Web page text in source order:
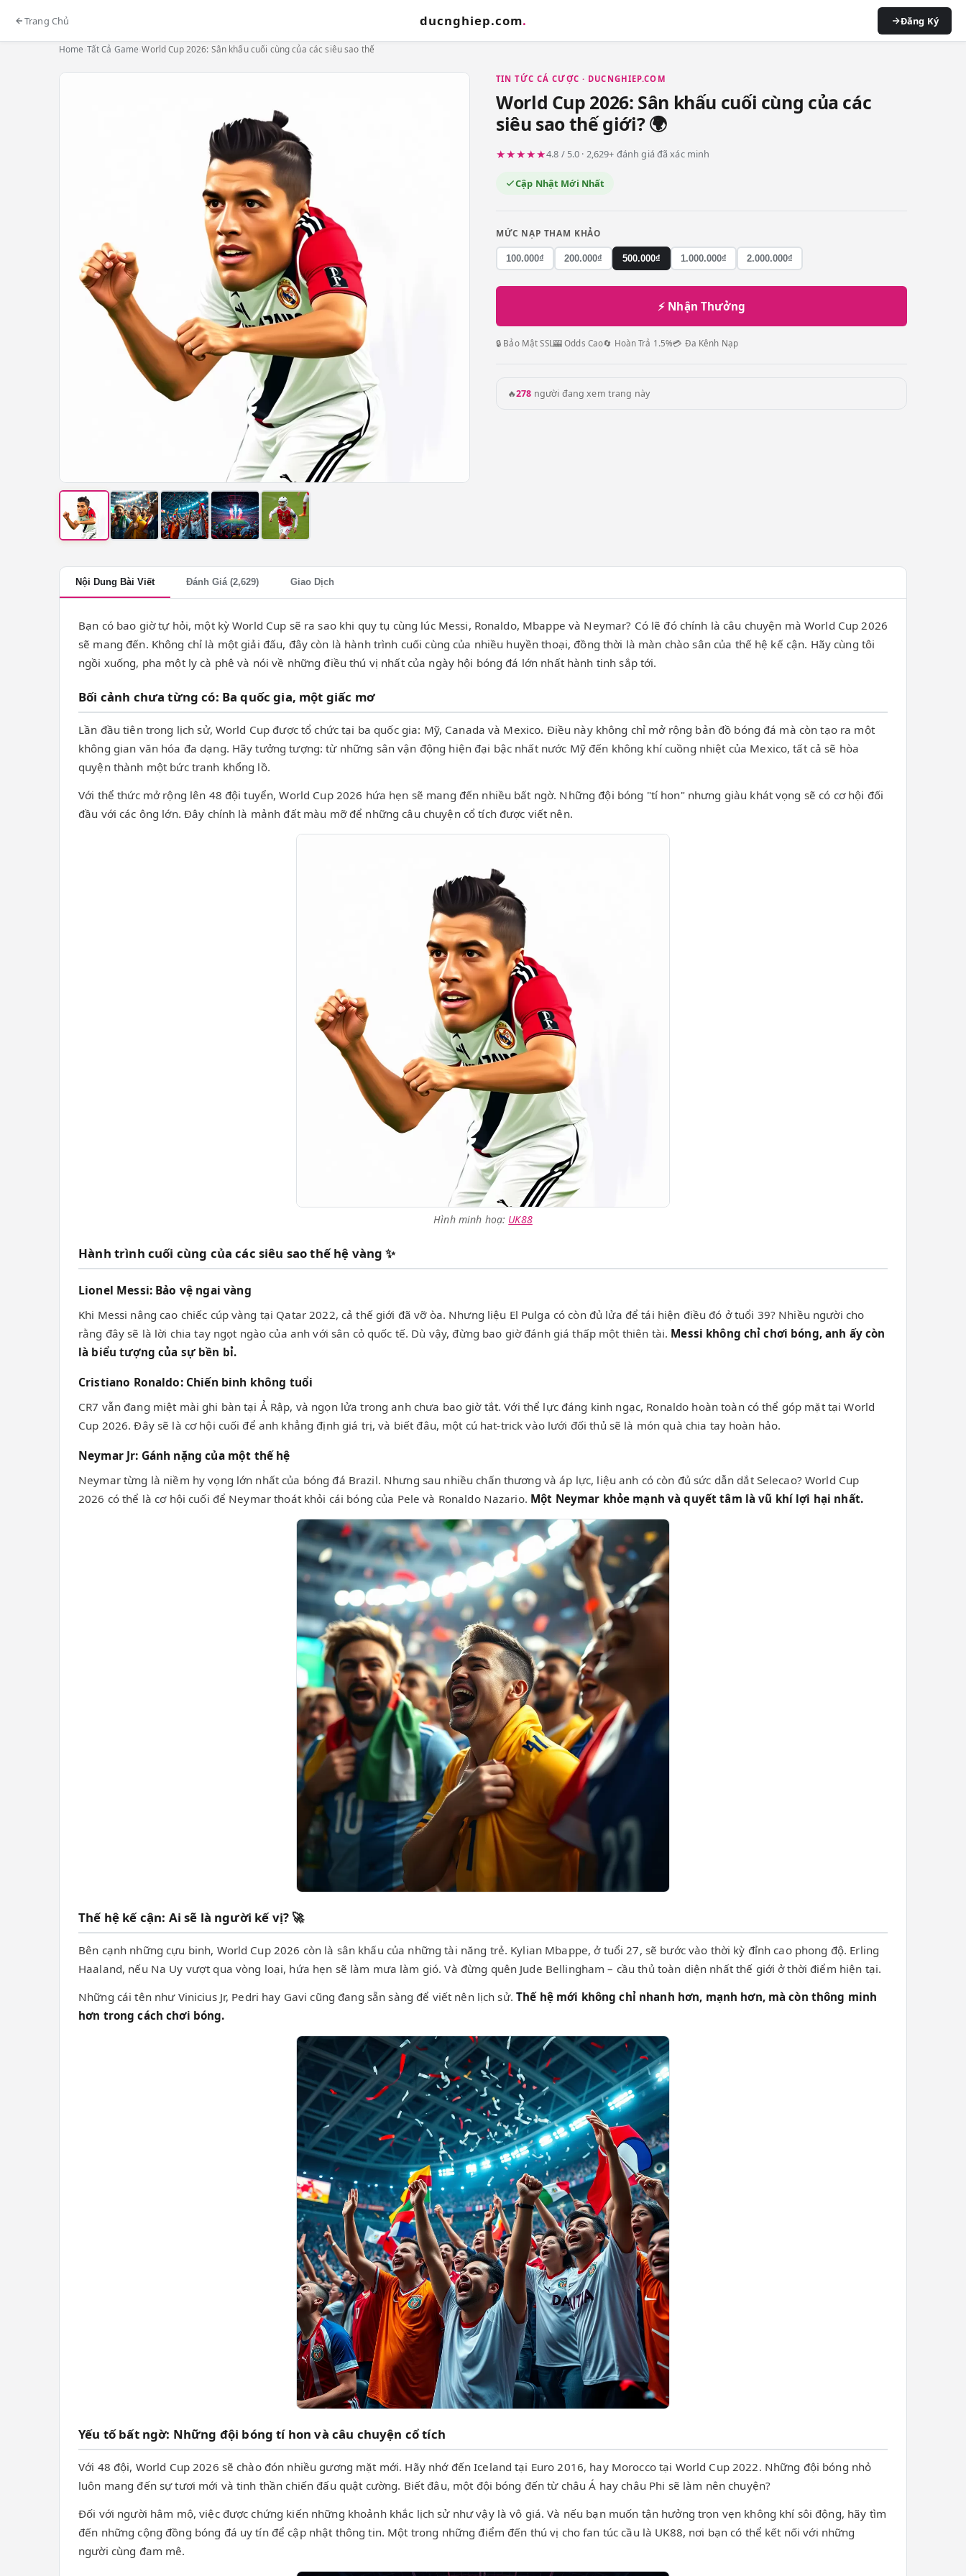
Trang Chủ ducnghiep.com. Đăng Ký
Home Tất Cả Game ›World Cup 2026: Sân khấu cuối cùng của các siêu sao thế
TIN TỨC CÁ CƯỢC · DUCNGHIEP.COM
World Cup 2026: Sân khấu cuối cùng của các
siêu sao thế giới? 🌍
★★★★★4.8 / 5.0 · 2,629+ đánh giá đã xác minh
Cập Nhật Mới Nhất
MỨC NẠP THAM KHẢO
100.000₫ 200.000₫ 500.000₫ 1.000.000₫ 2.000.000₫
⚡ Nhận Thưởng
🔒 Bảo Mật SSL🎰 Odds Cao🔄 Hoàn Trả 1.5%💳 Đa Kênh Nạp
🔥278 người đang xem trang này
Nội Dung Bài Viết Đánh Giá (2,629) Giao Dịch
Bạn có bao giờ tự hỏi, một kỳ World Cup sẽ ra sao khi quy tụ cùng lúc Messi, Ronaldo, Mbappe và Neymar? Có lẽ đó chính là câu chuyện mà World Cup 2026
sẽ mang đến. Không chỉ là một giải đấu, đây còn là hành trình cuối cùng của nhiều huyền thoại, đồng thời là màn chào sân của thế hệ kế cận. Hãy cùng tôi
ngồi xuống, pha một ly cà phê và nói về những điều thú vị nhất của ngày hội bóng đá lớn nhất hành tinh sắp tới.
Bối cảnh chưa từng có: Ba quốc gia, một giấc mơ
Lần đầu tiên trong lịch sử, World Cup được tổ chức tại ba quốc gia: Mỹ, Canada và Mexico. Điều này không chỉ mở rộng bản đồ bóng đá mà còn tạo ra một
không gian văn hóa đa dạng. Hãy tưởng tượng: từ những sân vận động hiện đại bậc nhất nước Mỹ đến không khí cuồng nhiệt của Mexico, tất cả sẽ hòa
quyện thành một bức tranh khổng lồ.
Với thể thức mở rộng lên 48 đội tuyển, World Cup 2026 hứa hẹn sẽ mang đến nhiều bất ngờ. Những đội bóng "tí hon" nhưng giàu khát vọng sẽ có cơ hội đối
đầu với các ông lớn. Đây chính là mảnh đất màu mỡ để những câu chuyện cổ tích được viết nên.
Hình minh hoạ: UK88
Hành trình cuối cùng của các siêu sao thế hệ vàng ✨
Lionel Messi: Bảo vệ ngai vàng
Khi Messi nâng cao chiếc cúp vàng tại Qatar 2022, cả thế giới đã vỡ òa. Nhưng liệu El Pulga có còn đủ lửa để tái hiện điều đó ở tuổi 39? Nhiều người cho
rằng đây sẽ là lời chia tay ngọt ngào của anh với sân cỏ quốc tế. Dù vậy, đừng bao giờ đánh giá thấp một thiên tài. Messi không chỉ chơi bóng, anh ấy còn
là biểu tượng của sự bền bỉ.
Cristiano Ronaldo: Chiến binh không tuổi
CR7 vẫn đang miệt mài ghi bàn tại Ả Rập, và ngọn lửa trong anh chưa bao giờ tắt. Với thể lực đáng kinh ngạc, Ronaldo hoàn toàn có thể góp mặt tại World
Cup 2026. Đây sẽ là cơ hội cuối để anh khẳng định giá trị, và biết đâu, một cú hat-trick vào lưới đối thủ sẽ là món quà chia tay hoàn hảo.
Neymar Jr: Gánh nặng của một thế hệ
Neymar từng là niềm hy vọng lớn nhất của bóng đá Brazil. Nhưng sau nhiều chấn thương và áp lực, liệu anh có còn đủ sức dẫn dắt Selecao? World Cup
2026 có thể là cơ hội cuối để Neymar thoát khỏi cái bóng của Pele và Ronaldo Nazario. Một Neymar khỏe mạnh và quyết tâm là vũ khí lợi hại nhất.
Thế hệ kế cận: Ai sẽ là người kế vị? 🚀
Bên cạnh những cựu binh, World Cup 2026 còn là sân khấu của những tài năng trẻ. Kylian Mbappe, ở tuổi 27, sẽ bước vào thời kỳ đỉnh cao phong độ. Erling
Haaland, nếu Na Uy vượt qua vòng loại, hứa hẹn sẽ làm mưa làm gió. Và đừng quên Jude Bellingham – cầu thủ toàn diện nhất thế giới ở thời điểm hiện tại.
Những cái tên như Vinicius Jr, Pedri hay Gavi cũng đang sẵn sàng để viết nên lịch sử.Thế hệ mới không chỉ nhanh hơn, mạnh hơn, mà còn thông minh
hơn trong cách chơi bóng.
Yếu tố bất ngờ: Những đội bóng tí hon và câu chuyện cổ tích
Với 48 đội, World Cup 2026 sẽ chào đón nhiều gương mặt mới. Hãy nhớ đến Iceland tại Euro 2016, hay Morocco tại World Cup 2022. Những đội bóng nhỏ
luôn mang đến sự tươi mới và tinh thần chiến đấu quật cường. Biết đâu, một đội bóng đến từ châu Á hay châu Phi sẽ làm nên chuyện?
Đối với người hâm mộ, việc được chứng kiến những khoảnh khắc lịch sử như vậy là vô giá. Và nếu bạn muốn tận hưởng trọn vẹn không khí sôi động, hãy tìm
đến những cộng đồng bóng đá uy tín để cập nhật thông tin. Một trong những điểm đến thú vị cho fan túc cầu là UK88, nơi bạn có thể kết nối với những
người cùng đam mê.